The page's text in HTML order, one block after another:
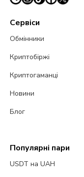
Сервіси
Обмінники
Криптобіржі
Криптогаманці
Новини
Блог
Популярні пари
USDT на UAH